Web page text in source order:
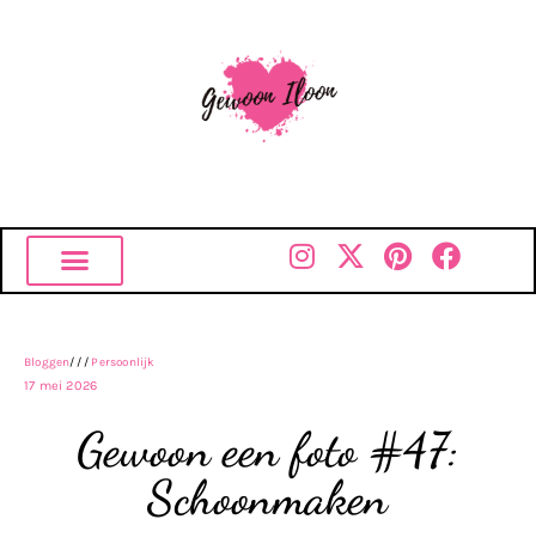
Bloggen/// Persoonlijk
17 mei 2026
Gewoon een foto #47:
Schoonmaken